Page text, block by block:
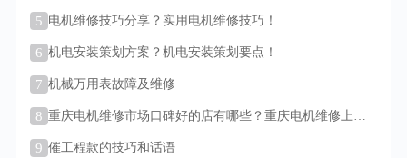
5 电机维修技巧分享？实用电机维修技巧！
6 机电安装策划方案？机电安装策划要点！
7 机械万用表故障及维修
8 重庆电机维修市场口碑好的店有哪些？重庆电机维修上门
9 催工程款的技巧和话语